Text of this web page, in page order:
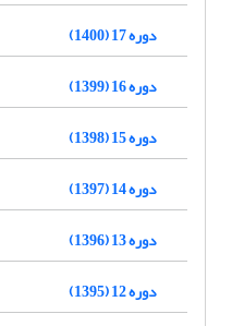
دوره 17 (1400)
دوره 16 (1399)
دوره 15 (1398)
دوره 14 (1397)
دوره 13 (1396)
دوره 12 (1395)